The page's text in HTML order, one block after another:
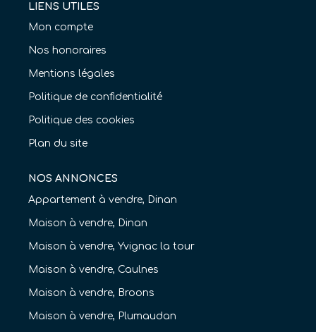
LIENS UTILES
Mon compte
Nos honoraires
Mentions légales
Politique de confidentialité
Politique des cookies
Plan du site
NOS ANNONCES
Appartement à vendre, Dinan
Maison à vendre, Dinan
Maison à vendre, Yvignac la tour
Maison à vendre, Caulnes
Maison à vendre, Broons
Maison à vendre, Plumaudan